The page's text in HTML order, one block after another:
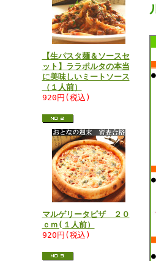
【生パスタ麺＆ソースセ
ット】ララポルタの本当
に美味しいミートソース
（１人前）
920円(税込)
マルゲリータピザ ２０
ｃｍ(１人前）
920円(税込)